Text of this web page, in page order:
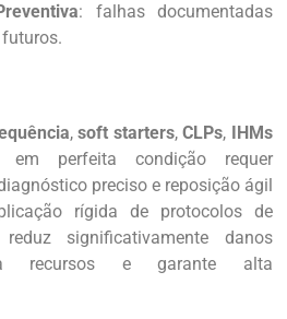
: falhas documentadas
,soft starters,CLPs, IHMs
em perfeita condição requer
preciso e reposição ágil
rígida de protocolos de
significativamente danos
recursos e garante alta